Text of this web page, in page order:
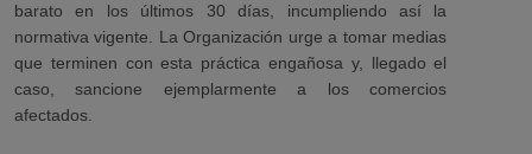
barato en los últimos 30 días, incumpliendo así la
normativa vigente. La Organización urge a tomar medias
que terminen con esta práctica engañosa y, llegado el
caso, sancione ejemplarmente a los comercios
afectados.